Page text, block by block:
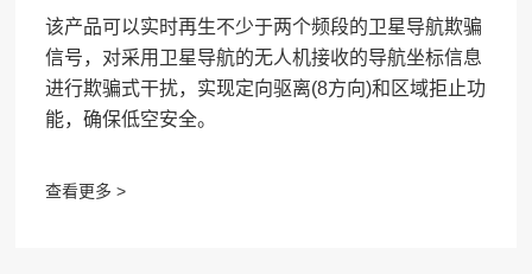
该产品可以实时再生不少于两个频段的卫星导航欺骗
信号，对采用卫星导航的无人机接收的导航坐标信息
进行欺骗式干扰，实现定向驱离(8方向)和区域拒止功
能，确保低空安全。
查看更多 >